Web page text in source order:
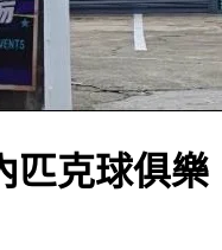
匹克球俱樂